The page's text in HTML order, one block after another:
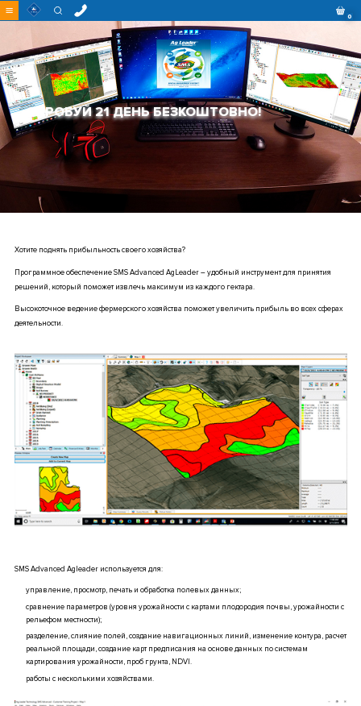
Перейти
до 0
СПРОБУЙ 21 ДЕНЬ БЕЗКОШТОВНО!
Хотите поднять прибыльность своего хозяйства?
Программное обеспечение SMS Advanced AgLeader – удобный инструмент для принятия
решений, который поможет извлечь максимум из каждого гектара.
Высокоточное ведение фермерского хозяйства поможет увеличить прибыль во всех сферах
деятельности.
SMS Advanced Agleader используется для:
управление, просмотр, печать и обработка полевых данных;
сравнение параметров (уровня урожайности с картами плодородия почвы, урожайности с
рельефом местности);
разделение, слияние полей, создание навигационных линий, изменение контура, расчет
реальной площади, создание карт предписания на основе данных по системам
картирования урожайности, проб грунта, NDVI.
работы с несколькими хозяйствами.